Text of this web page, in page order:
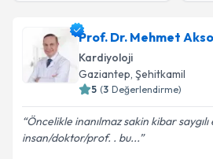
Prof. Dr. Mehmet
Kardiyoloji
Gaziantep, Şehitkamil
5 (3 Değerlendirme)
Öncelikle inanılmaz sakin kibar
insan/doktor/prof. . bu...